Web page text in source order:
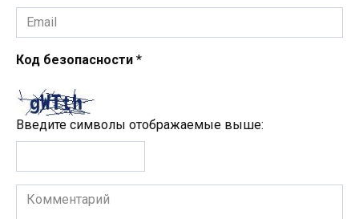
Email
*
Код безопасности *
Введите символы отображаемые выше:
Комментарий